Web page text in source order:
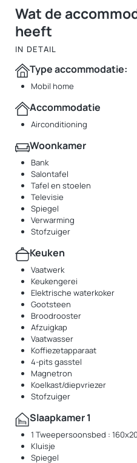
Wat de
heeft
IN DETAIL
Type accommodatie:
Mobil home
Accommodatie
Airconditioning
Woonkamer
Bank
Salontafel
Tafel en stoelen
Televisie
Spiegel
Verwarming
Stofzuiger
Keuken
Vaatwerk
Keukengerei
Elektrische waterkoker
Gootsteen
Broodrooster
Afzuigkap
Vaatwasser
Koffiezetapparaat
4-pits gasstel
Magnetron
Koelkast/diepvriezer
Stofzuiger
Slaapkamer 1
1 Tweepersoonsbed :
Kluisje
Spiegel